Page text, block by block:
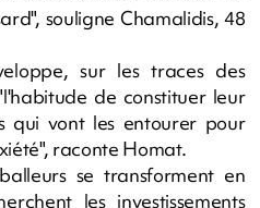
souligne Chamalidis, 48
sur les traces des
de constituer leur
qui vont les entourer pour
raconte Homat.
se transforment en
les investissements